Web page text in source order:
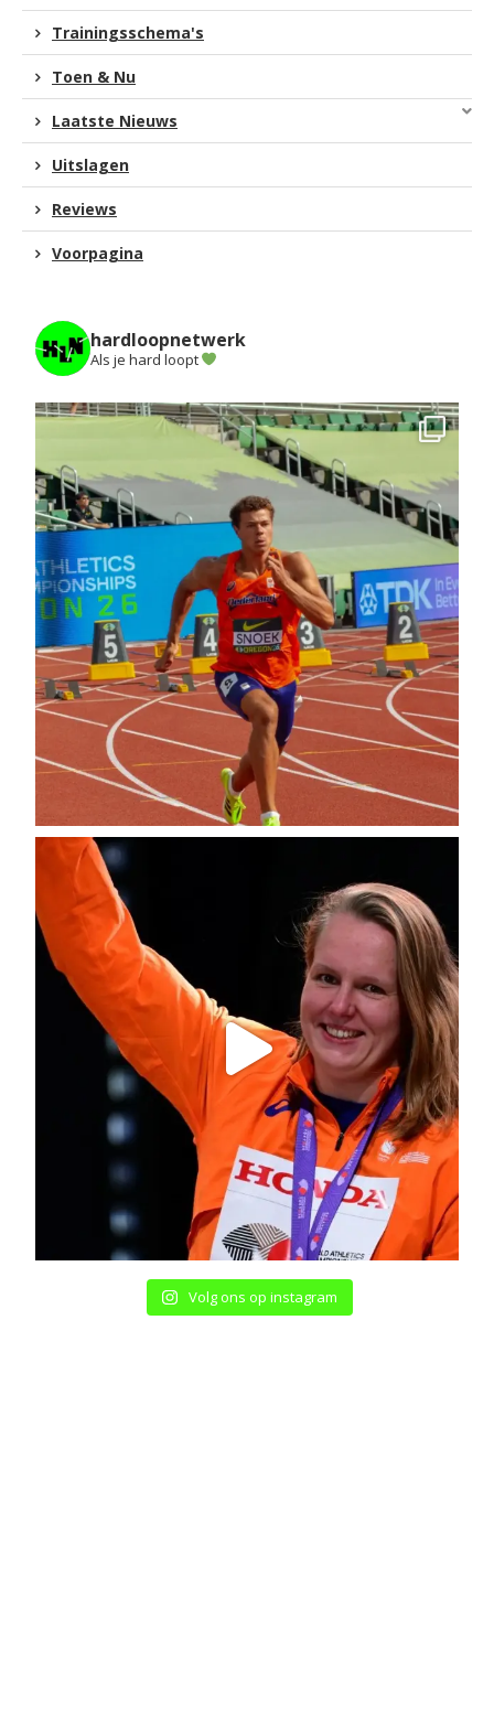
Trainingsschema's
Toen & Nu
Laatste Nieuws
Uitslagen
Reviews
Voorpagina
hardloopnetwerk
Als je hard loopt
Volg ons op instagram